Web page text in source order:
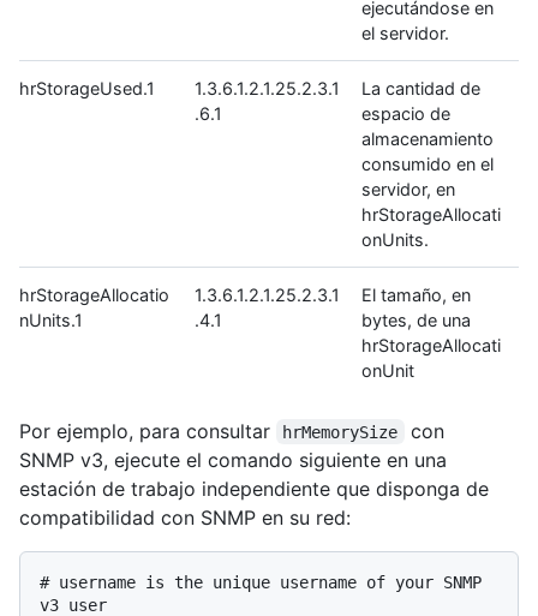
ejecutándose en
el servidor.
hrStorageUsed.1
1.3.6.1.2.1.25.2.3.1
.6.1
La cantidad de
espacio de
almacenamiento
consumido en el
servidor, en
hrStorageAllocati
onUnits.
hrStorageAllocatio
nUnits.1
1.3.6.1.2.1.25.2.3.1
.4.1
El tamaño, en
bytes, de una
hrStorageAllocati
onUnit
Por ejemplo, para consultar hrMemorySize
con
SNMP v3, ejecute el comando siguiente en una
estación de trabajo independiente que disponga de
compatibilidad con SNMP en su red:
# username is the unique username of your SNMP
v3 user